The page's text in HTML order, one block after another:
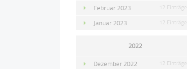
Februar 2023 12 Einträge
Januar 2023 12 Einträge
2022
Dezember 2022 12 Einträge